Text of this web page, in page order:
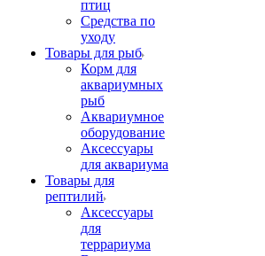
птиц
Средства по
уходу
Товары для рыб
Корм для
аквариумных
рыб
Аквариумное
оборудование
Аксессуары
для аквариума
Товары для
рептилий
Аксессуары
для
террариума